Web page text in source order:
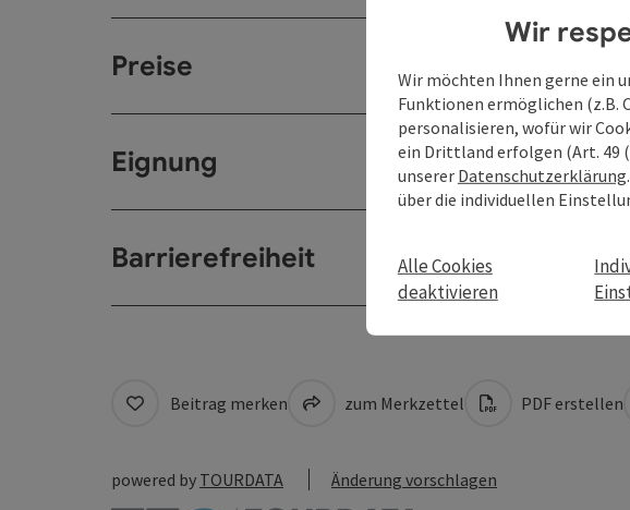
Preise
Eignung
Barrierefreiheit
Beitrag merken zum Merkzettel PDF erstellen
powered by TOURDATA Änderung vorschlagen
Wir
Wir möchten Ihnen gerne ein
Funktionen ermöglichen (z.B.
personalisieren, wofür wir
ein Drittland erfolgen (Art. 49
unserer Datenschutzerklärung
über die individuellen
Alle Cookies
deaktivieren